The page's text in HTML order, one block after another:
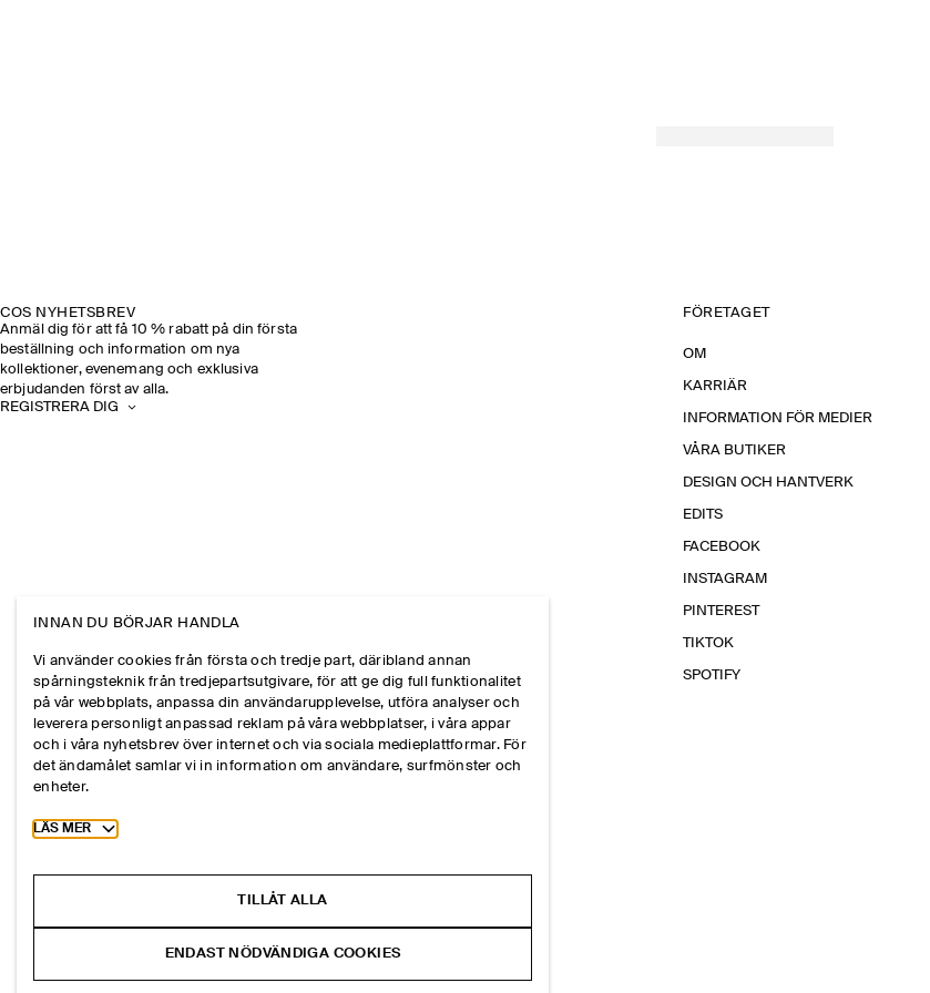
COS NYHETSBREV
Anmäl dig för att få 10 % rabatt på din första
beställning och information om nya
kollektioner, evenemang och exklusiva
erbjudanden först av alla.
REGISTRERA DIG
FÖRETAGET
OM
KARRIÄR
INFORMATION FÖR MEDIER
VÅRA BUTIKER
DESIGN OCH HANTVERK
EDITS
FACEBOOK
INSTAGRAM
PINTEREST
TIKTOK
SPOTIFY
INNAN DU BÖRJAR HANDLA
Vi använder cookies från första och tredje part, däribland annan
spårningsteknik från tredjepartsutgivare, för att ge dig full funktionalitet
på vår webbplats, anpassa din användarupplevelse, utföra analyser och
leverera personligt anpassad reklam på våra webbplatser, i våra appar
och i våra nyhetsbrev över internet och via sociala medieplattformar. För
det ändamålet samlar vi in information om användare, surfmönster och
enheter.
Toggle more cookie information
LÄS MER
TILLÅT ALLA
ENDAST NÖDVÄNDIGA COOKIES